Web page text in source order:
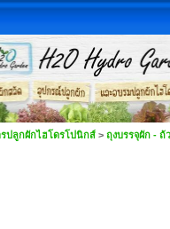
ปลูกผักไฮโดรโปนิกส์ > ถุงบรรจุผัก - ถ้